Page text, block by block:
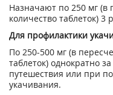
Назначают по 250 мг (в
количество таблеток) 3
Для профилактики
По 250-500 мг (в
таблеток) однократно
путешествия или при
укачивания.